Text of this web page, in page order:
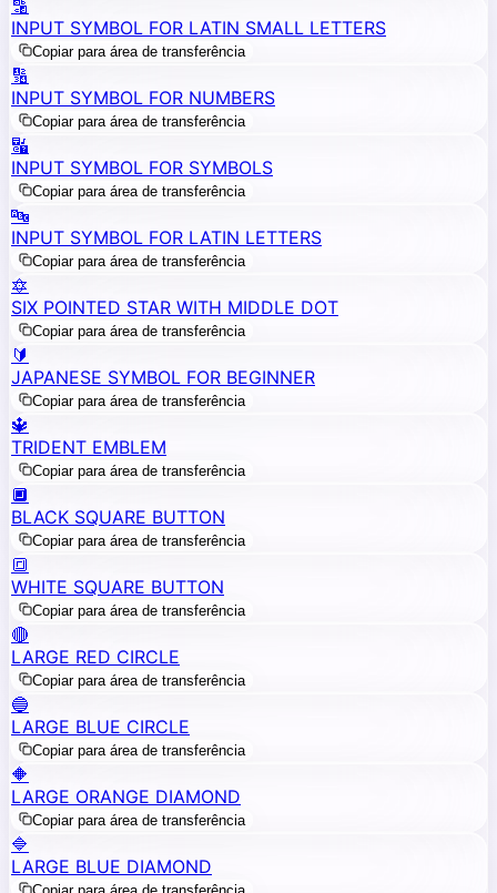
🔡
INPUT SYMBOL FOR LATIN SMALL LETTERS
Copiar para área de transferência
🔢
INPUT SYMBOL FOR NUMBERS
Copiar para área de transferência
🔣
INPUT SYMBOL FOR SYMBOLS
Copiar para área de transferência
🔤
INPUT SYMBOL FOR LATIN LETTERS
Copiar para área de transferência
🔯
SIX POINTED STAR WITH MIDDLE DOT
Copiar para área de transferência
🔰
JAPANESE SYMBOL FOR BEGINNER
Copiar para área de transferência
🔱
TRIDENT EMBLEM
Copiar para área de transferência
🔲
BLACK SQUARE BUTTON
Copiar para área de transferência
🔳
WHITE SQUARE BUTTON
Copiar para área de transferência
🔴
LARGE RED CIRCLE
Copiar para área de transferência
🔵
LARGE BLUE CIRCLE
Copiar para área de transferência
🔶
LARGE ORANGE DIAMOND
Copiar para área de transferência
🔷
LARGE BLUE DIAMOND